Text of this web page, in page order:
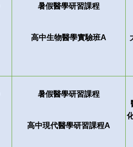
暑假醫學研習課程
高中生物醫學實驗班A
暑假醫學研習課程
高中現代醫學研習課程A